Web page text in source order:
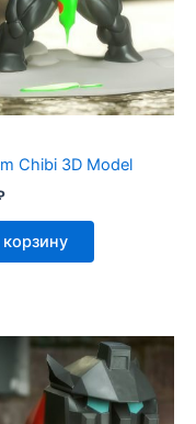
Chibi 3D Model